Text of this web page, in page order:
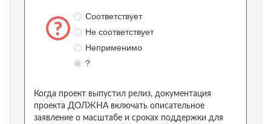
Соответствует
Не соответствует
Неприменимо
?
Когда проект выпустил релиз, документация
проекта ДОЛЖНА включать описательное
заявление о масштабе и сроках поддержки для